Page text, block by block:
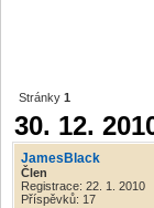
Stránky 1
30. 12.
JamesBlack
Člen
Registrace: 22. 1. 2010
Příspěvků: 17